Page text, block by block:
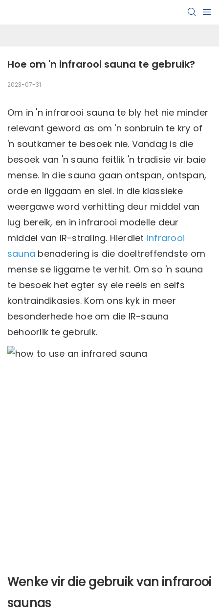
Hoe om 'n infrarooi sauna te gebruik?
2023-07-31
Om in 'n infrarooi sauna te bly het nie minder
relevant geword as om 'n sonbruin te kry of
'n soutkamer te besoek nie. Vandag is die
besoek van 'n sauna feitlik 'n tradisie vir baie
mense. In die sauna gaan ontspan, ontspan,
orde en liggaam en siel. In die klassieke
weergawe word verhitting deur middel van
lug bereik, en in infrarooi modelle deur
middel van IR-straling. Hierdiet infrarooi
sauna benadering is die doeltreffendste om
mense se liggame te verhit. Om so 'n sauna
te besoek het egter sy eie reëls en selfs
kontraindikasies. Kom ons kyk in meer
besonderhede hoe om die IR-sauna
behoorlik te gebruik.
Wenke vir die gebruik van infrarooi
saunas